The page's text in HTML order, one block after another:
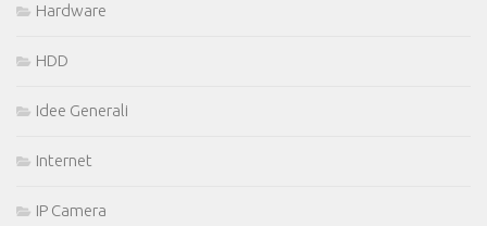
Hardware
HDD
Idee Generali
Internet
IP Camera